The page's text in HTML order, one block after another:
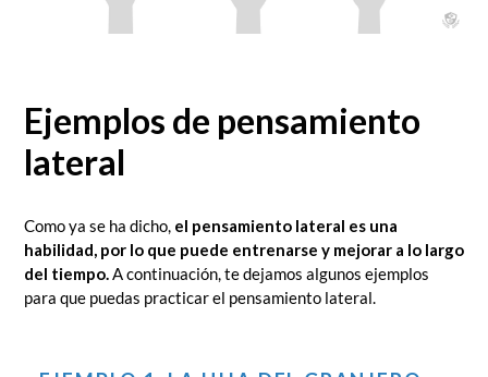
Ejemplos de pensamiento
lateral
Como ya se ha dicho, el pensamiento lateral es una
habilidad, por lo que puede entrenarse y mejorar a lo largo
del tiempo.A continuación, te dejamos algunos ejemplos
para que puedas practicar el pensamiento lateral.